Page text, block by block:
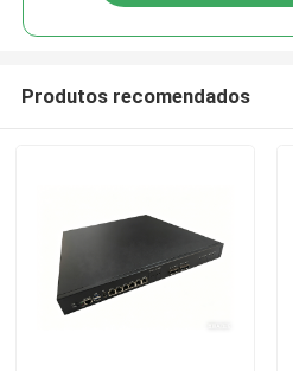
Produtos recomendados